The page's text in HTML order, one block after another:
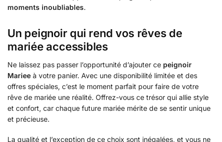
moments inoubliables.
Un peignoir qui rend vos rêves de
mariée accessibles
Ne laissez pas passer l’opportunité d’ajouter ce peignoir
Mariee à votre panier. Avec une disponibilité limitée et des
offres spéciales, c’est le moment parfait pour faire de votre
rêve de mariée une réalité. Offrez-vous ce trésor qui allie style
et confort, car chaque future mariée mérite de se sentir unique
et précieuse.
La qualité et l’exception de ce choix sont inégalées, et vous ne